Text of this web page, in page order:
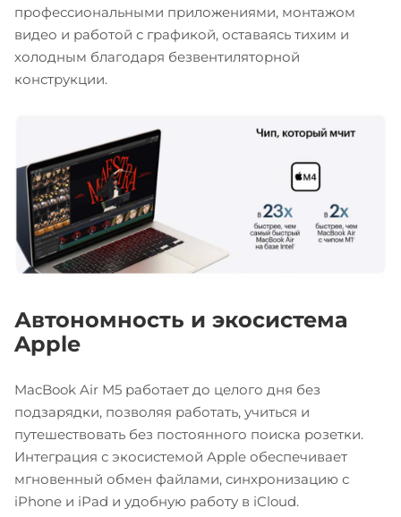
профессиональными приложениями, монтажом
видео и работой с графикой, оставаясь тихим и
холодным благодаря безвентиляторной
конструкции.
Автономность и экосистема
Apple
MacBook Air M5 работает до целого дня без
подзарядки, позволяя работать, учиться и
путешествовать без постоянного поиска розетки.
Интеграция с экосистемой Apple обеспечивает
мгновенный обмен файлами, синхронизацию с
iPhone и iPad и удобную работу в iCloud.